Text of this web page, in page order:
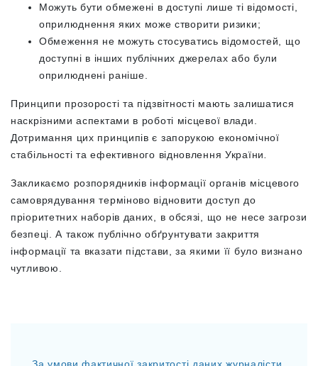
Можуть бути обмежені в доступі лише ті відомості,
оприлюднення яких може створити ризики;
Обмеження не можуть стосуватись відомостей, що
доступні в інших публічних джерелах або були
оприлюднені раніше.
Принципи прозорості та підзвітності мають залишатися
наскрізними аспектами в роботі місцевої влади.
Дотримання цих принципів є запорукою економічної
стабільності та ефективного відновлення України
Закликаємо розпорядників інформації органів місцевого
самоврядування терміново відновити доступ до
пріоритетних наборів даних, в обсязі, що не несе загрози
безпеці. А також публічно обґрунтувати закриття
інформації та вказати підстави, за якими її було визнано
чутливою.